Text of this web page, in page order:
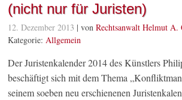
(nicht nur für Juristen)
12. Dezember 2013 | vonRechtsanwalt Helmut A.
Kategorie:Allgemein
Der Juristenkalender 2014 des Künstlers
beschäftigt sich mit dem Thema
seinem soeben neu erschienenen